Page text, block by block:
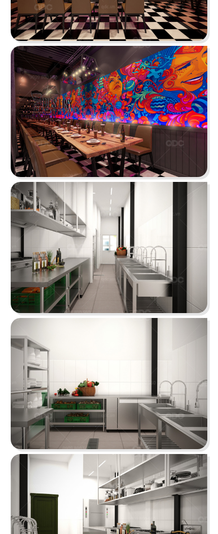
Chi tiết
BONCHON CHICKEN
Thiết kế lấy sắc đỏ - cam - xám làm chủ đạo tạo
một tổng thể năng động
Chi tiết
Phong cách Indochine lấy thiên nhiên làm điểm
nhấn tái hiện nét văn hóa Đông và Tây
Chi tiết